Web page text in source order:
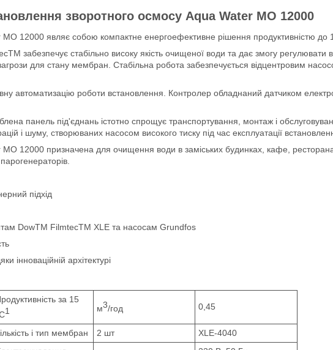
зворотного осмосу Aqua Water MO 12000
12000 являє собою компактне енергоефективне рішення продуктивністю до
забезпечує стабільно високу якість очищеної води та дає змогу регулювати
для стану мембран. Стабільна робота забезпечується відцентровим
автоматизацію роботи встановлення. Контролер обладнаний датчиком
панель під'єднань істотно спрощує транспортування, монтаж і
і шуму, створюваних насосом високого тиску під час експлуатації
12000 призначена для очищення води в заміських будинках, кафе,
підхід
DowTM FilmtecTM XLE та насосам Grundfos
інноваційній архітектурі
за 15
1 м3/год 0,45
і тип мембран 2 шт
XLE-4040